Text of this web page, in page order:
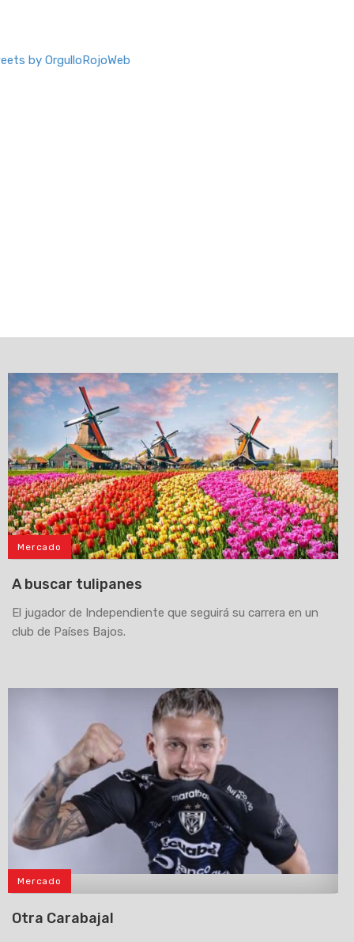
by OrgulloRojoWeb
Mercado
A buscar tulipanes
El jugador de Independiente que seguirá su carrera en un
club de Países Bajos.
Mercado
Otra Carabajal